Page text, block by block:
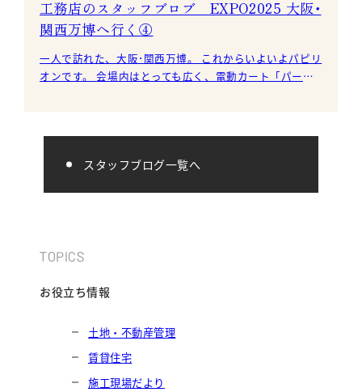
工務店のスタッフブロブ EXPO2025 大阪･
関西万博へ行く④
一人で訪れた、大阪･関西万博。 これからいよいよパピリ
オンです。 会場内はとっても広く、電動カート「パーソ
スタッフブログ一覧へ
TOPICS
お役立ち情報
土地・不動産管理
賃貸住宅
施工現場だより